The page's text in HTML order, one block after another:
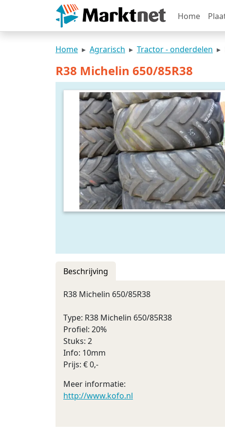
Home
Home Agrarisch Tractor - onderdelen
R38 Michelin 650/85R38
Beschrijving
R38 Michelin 650/85R38
Type: R38 Michelin 650/85R38
Profiel: 20%
Stuks: 2
Info: 10mm
Prijs: € 0,-
Meer informatie:
http://www.kofo.nl